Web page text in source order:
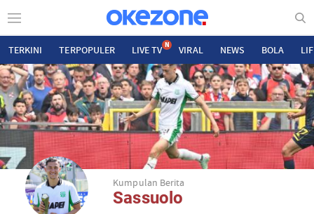
TERKINI TERPOPULER LIVE TV N VIRAL NEWS BOLA
Kumpulan Berita
Sassuolo